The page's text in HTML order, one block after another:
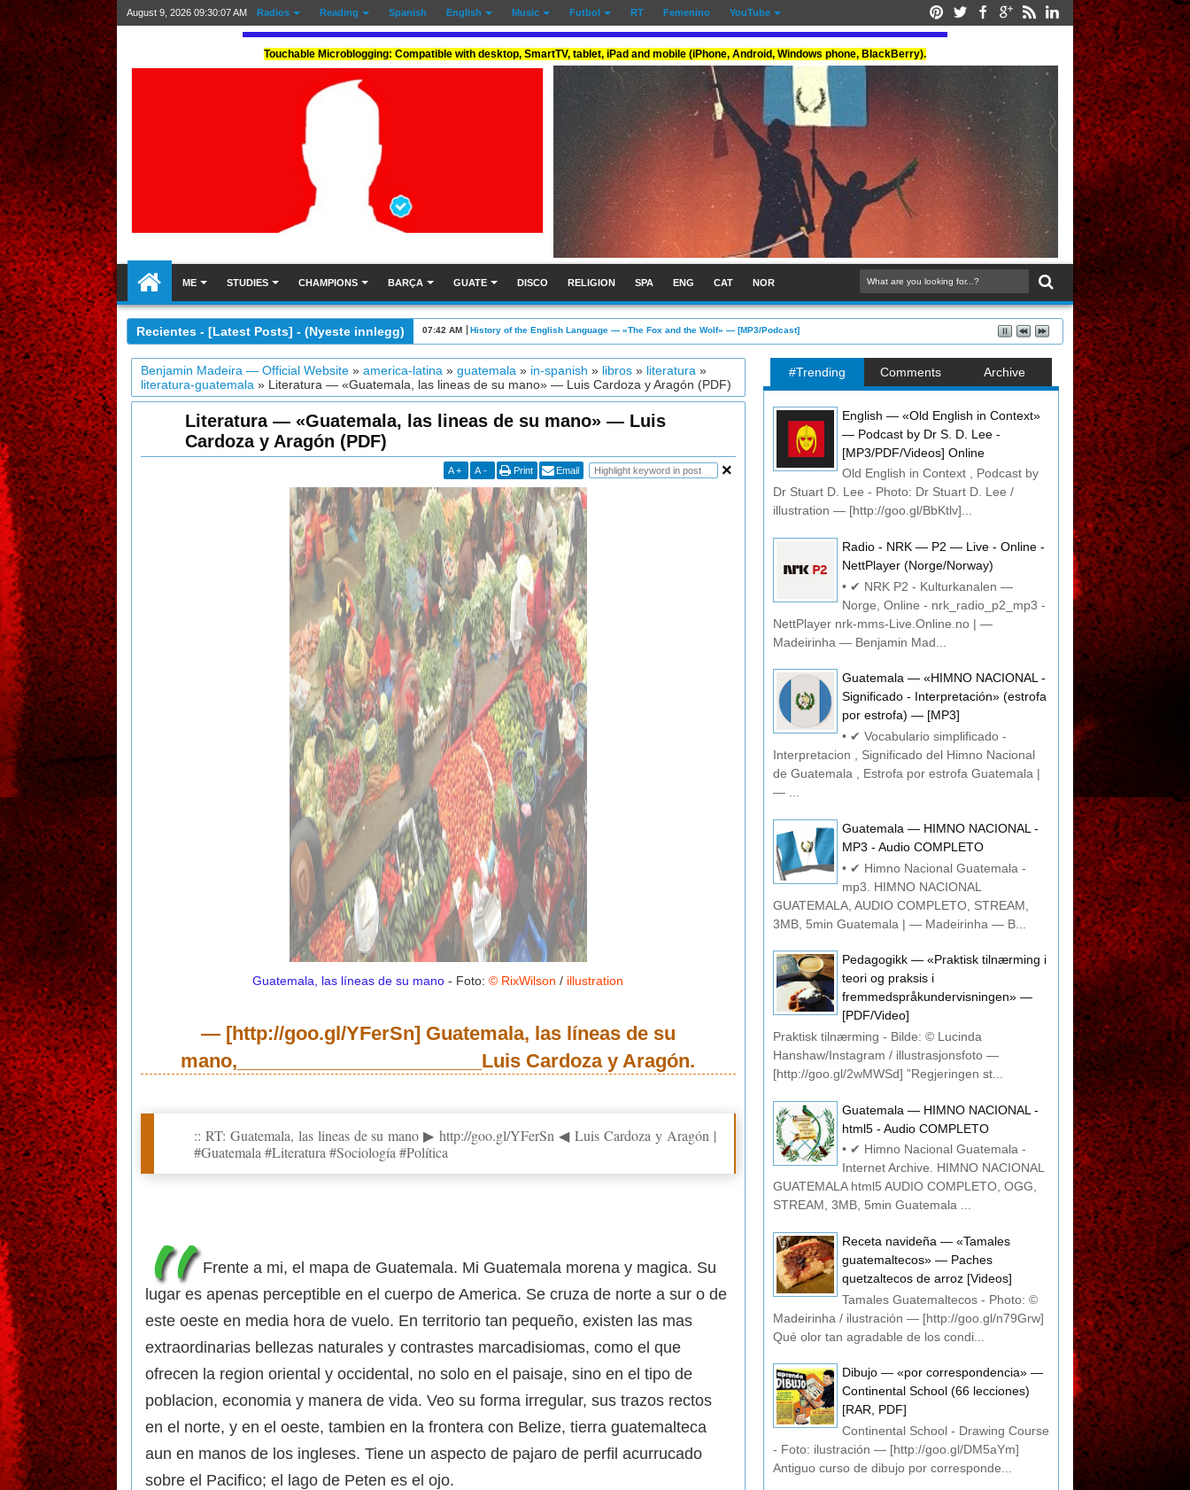
August 9, 2026 09:30:09 AM Radios Reading Spanish English Music Futbol RT Femenino YouTube
Touchable Microblogging: Compatible with desktop, SmartTV, tablet, iPad and mobile (iPhone, Android, Windows phone, BlackBerry).
ME STUDIES CHAMPIONS BARÇA GUATE DISCO RELIGION SPA ENG CAT NOR
Recientes - [Latest Posts] - (Nyeste innlegg) 07:42 AM History of the English Language — «The Fox and the Wolf» — [MP3/Podcast]
Benjamin Madeira — Official Website » america-latina » guatemala » in-spanish » libros » literatura »
literatura-guatemala » Literatura — «Guatemala, las lineas de su mano» — Luis Cardoza y Aragón (PDF)
Literatura — «Guatemala, las lineas de su mano» — Luis
Cardoza y Aragón (PDF)
A + A - Print Email
Guatemala, las líneas de su mano- Foto:© RixWilson / illustration
— [http://goo.gl/YFerSn] Guatemala, las líneas de su
mano,_______________________Luis Cardoza y Aragón.
:: RT: Guatemala, las lineas de su mano ▶ http://goo.gl/YFerSn ◀ Luis Cardoza y Aragón |
#Guatemala #Literatura #Sociología #Política
Frente a mi, el mapa de Guatemala. Mi Guatemala morena y magica. Su
lugar es apenas perceptible en el cuerpo de America. Se cruza de norte a sur o de
este oeste en media hora de vuelo. En territorio tan pequeño, existen las mas
extraordinarias bellezas naturales y contrastes marcadisiomas, como el que
ofrecen la region oriental y occidental, no solo en el paisaje, sino en el tipo de
poblacion, economia y manera de vida. Veo su forma irregular, sus trazos rectos
en el norte, y en el oeste, tambien en la frontera con Belize, tierra guatemalteca
aun en manos de los ingleses. Tiene un aspecto de pajaro de perfil acurrucado
sobre el Pacifico; el lago de Peten es el ojo.
#Trending Comments Archive
English — «Old English in Context»
— Podcast by Dr S. D. Lee -
[MP3/PDF/Videos] Online
Old English in Context , Podcast by
Dr Stuart D. Lee - Photo: Dr Stuart D. Lee /
illustration — [http://goo.gl/BbKtlv]...
Radio - NRK — P2 — Live - Online -
NettPlayer (Norge/Norway)
• ✔ NRK P2 - Kulturkanalen —
Norge, Online - nrk_radio_p2_mp3 -
NettPlayer nrk-mms-Live.Online.no | —
Madeirinha — Benjamin Mad...
Guatemala — «HIMNO NACIONAL -
Significado - Interpretación» (estrofa
por estrofa) — [MP3]
• ✔ Vocabulario simplificado -
Interpretacion , Significado del Himno Nacional
de Guatemala , Estrofa por estrofa Guatemala |
— ...
Guatemala — HIMNO NACIONAL -
MP3 - Audio COMPLETO
• ✔ Himno Nacional Guatemala -
mp3. HIMNO NACIONAL
GUATEMALA, AUDIO COMPLETO, STREAM,
3MB, 5min Guatemala | — Madeirinha — B...
Pedagogikk — «Praktisk tilnærming i
teori og praksis i
fremmedspråkundervisningen» —
[PDF/Video]
Praktisk tilnærming - Bilde: © Lucinda
Hanshaw/Instagram / illustrasjonsfoto —
[http://goo.gl/2wMWSd] ”Regjeringen st...
Guatemala — HIMNO NACIONAL -
html5 - Audio COMPLETO
• ✔ Himno Nacional Guatemala -
Internet Archive. HIMNO NACIONAL
GUATEMALA html5 AUDIO COMPLETO, OGG,
STREAM, 3MB, 5min Guatemala ...
Receta navideña — «Tamales
guatemaltecos» — Paches
quetzaltecos de arroz [Videos]
Tamales Guatemaltecos - Photo: ©
Madeirinha / ilustración — [http://goo.gl/n79Grw]
Qué olor tan agradable de los condi...
Dibujo — «por correspondencia» —
Continental School (66 lecciones)
[RAR, PDF]
Continental School - Drawing Course
- Foto: ilustración — [http://goo.gl/DM5aYm]
Antiguo curso de dibujo por corresponde...